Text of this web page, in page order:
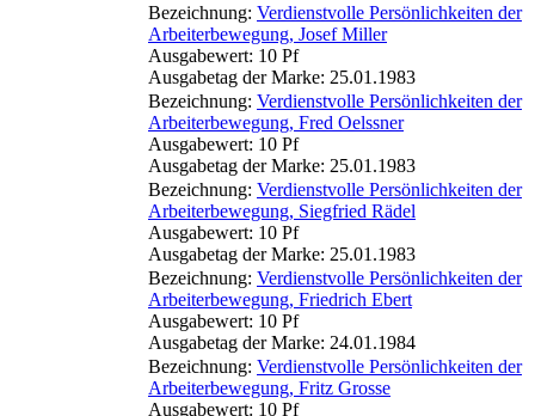
Bezeichnung: Verdienstvolle Persönlichkeiten der
Arbeiterbewegung, Josef Miller
Ausgabewert: 10 Pf
Ausgabetag der Marke: 25.01.1983
Bezeichnung: Verdienstvolle Persönlichkeiten der
Arbeiterbewegung, Fred Oelssner
Ausgabewert: 10 Pf
Ausgabetag der Marke: 25.01.1983
Bezeichnung: Verdienstvolle Persönlichkeiten der
Arbeiterbewegung, Siegfried Rädel
Ausgabewert: 10 Pf
Ausgabetag der Marke: 25.01.1983
Bezeichnung: Verdienstvolle Persönlichkeiten der
Arbeiterbewegung, Friedrich Ebert
Ausgabewert: 10 Pf
Ausgabetag der Marke: 24.01.1984
Bezeichnung: Verdienstvolle Persönlichkeiten der
Arbeiterbewegung, Fritz Grosse
Ausgabewert: 10 Pf